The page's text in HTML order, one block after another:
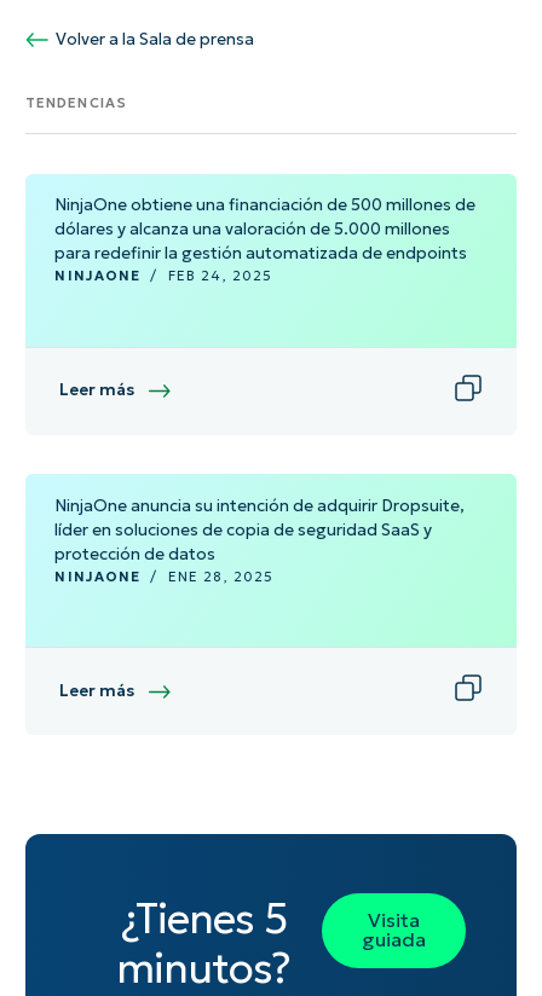
Volver a la Sala de prensa
TENDENCIAS
NinjaOne obtiene una financiación de 500 millones de
dólares y alcanza una valoración de 5.000 millones
para redefinir la gestión automatizada de endpoints
NINJAONE / FEB 24, 2025
Leer más
NinjaOne anuncia su intención de adquirir Dropsuite,
líder en soluciones de copia de seguridad SaaS y
protección de datos
NINJAONE / ENE 28, 2025
Leer más
¿Tienes 5
minutos?
Visita
guiada